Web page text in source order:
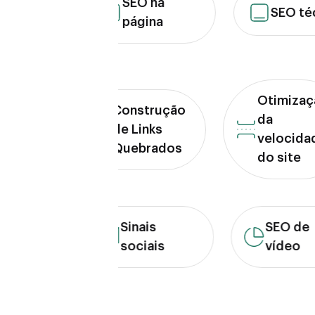
SEO na
página
SEO
Construção
de Links
Quebrados
do site
Sinais
sociais
SEO de
vídeo